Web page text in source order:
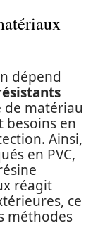
dépend
de matériau
besoins en
Ainsi,
en PVC,
réagit
ce
méthodes